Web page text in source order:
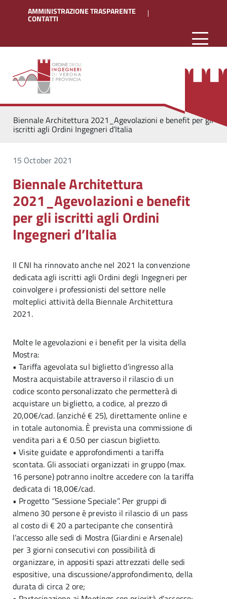
AMMINISTRAZIONE TRASPARENTE
CONTATTI
Biennale Architettura 2021_Agevolazioni e benefit per gli
iscritti agli Ordini Ingegneri d’Italia
15 October 2021
Biennale Architettura
2021_Agevolazioni e benefit
per gli iscritti agli Ordini
Ingegneri d’Italia
Il CNI ha rinnovato anche nel 2021 la convenzione
dedicata agli iscritti agli Ordini degli Ingegneri per
coinvolgere i professionisti del settore nelle
molteplici attività della Biennale Architettura
2021.
Molte le agevolazioni e i benefit per la visita della
Mostra:
• Tariffa agevolata sul biglietto d’ingresso alla
Mostra acquistabile attraverso il rilascio di un
codice sconto personalizzato che permetterà di
acquistare un biglietto, a codice, al prezzo di
20,00€/cad. (anziché € 25), direttamente online e
in totale autonomia. È prevista una commissione di
vendita pari a € 0.50 per ciascun biglietto.
• Visite guidate e approfondimenti a tariffa
scontata. Gli associati organizzati in gruppo (max.
16 persone) potranno inoltre accedere con la tariffa
dedicata di 18,00€/cad.
• Progetto “Sessione Speciale”. Per gruppi di
almeno 30 persone è previsto il rilascio di un pass
al costo di € 20 a partecipante che consentirà
l’accesso alle sedi di Mostra (Giardini e Arsenale)
per 3 giorni consecutivi con possibilità di
organizzare, in appositi spazi attrezzati delle sedi
espositive, una discussione/approfondimento, della
durata di circa 2 ore;